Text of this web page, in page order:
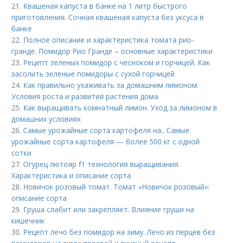
21. Квашеная капуста в банке на 1 литр быстрого
приготовления. Сочная квашеная капуста без уксуса в
банке
22. Полное описание и характеристика томата рио-
гранде. Помидор Рио Гранде – основные характеристики
23. Рецепт зеленых помидор с чесноком и горчицей. Как
засолить зеленые помидоры с сухой горчицей
24. Как правильно ухаживать за домашним лимоном.
Условия роста и развития растения дома
25. Как выращивать комнатный лимон. Уход за лимоном в
домашних условиях
26.Самые урожайные сорта картофеля на.. Самые
урожайные сорта картофеля — более 500 кг с одной
сотки
27.Огурец лютояр f1 технология выращивания.
Характеристика и описание сорта
28. Новичок розовый томат. Томат «Новичок розовый»:
описание сорта
29. Груша слабит или закрепляет. Влияние груши на
кишечник
30. Рецепт лечо без помидор на зиму. Лечо из перцев без